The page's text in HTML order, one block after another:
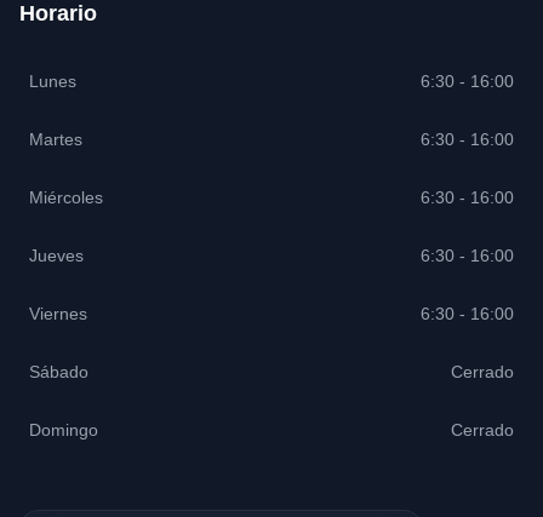
Horario
Lunes 6:30 - 16:00
Martes 6:30 - 16:00
Miércoles 6:30 - 16:00
Jueves 6:30 - 16:00
Viernes 6:30 - 16:00
Sábado Cerrado
Domingo Cerrado